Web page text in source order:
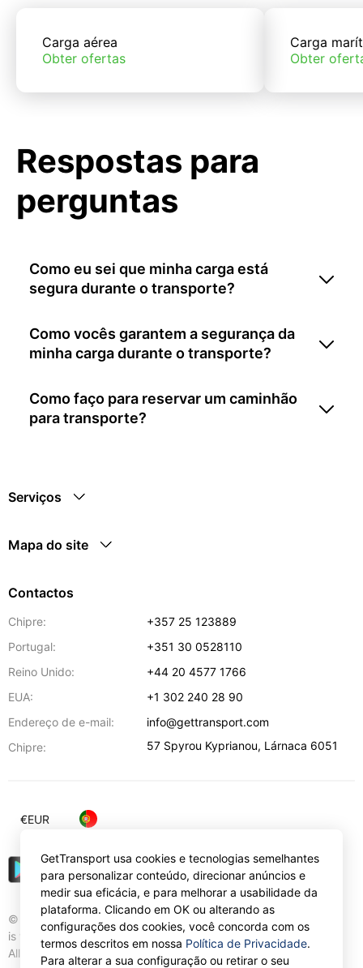
Carga aérea
Obter ofertas
Carga
Obter
Respostas para
perguntas
Como eu sei que minha carga está
segura durante o transporte?
Como vocês garantem a segurança da
minha carga durante o transporte?
Como faço para reservar um caminhão
para transporte?
Serviços
Mapa do site
Contactos
Chipre:
+357 25 123889
Portugal:
+351 30 0528110
Reino Unido:
+44 20 4577 1766
EUA:
+1 302 240 28 90
Endereço de e-mail:
info@gettransport.com
Chipre:
57 Spyrou Kyprianou, Lárnaca 6051
© Gettransport International Limited. GetTransport®
is trademark of Gettransport International Limited.
All rights reserved.
€EUR
GetTransport usa cookies e tecnologias semelhantes
para personalizar conteúdo, direcionar anúncios e
medir sua eficácia, e para melhorar a usabilidade da
plataforma. Clicando em OK ou alterando as
configurações dos cookies, você concorda com os
termos descritos em nossa Política de Privacidade.
Para alterar a sua configuração ou retirar o seu